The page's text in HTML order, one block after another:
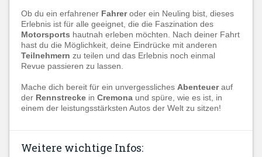
Ob du ein erfahrener Fahreroder ein Neuling bist, dieses
Erlebnis ist für alle geeignet, die die Faszination des
Motorsports hautnah erleben möchten. Nach deiner Fahrt
hast du die Möglichkeit, deine Eindrücke mit anderen
Teilnehmern zu teilen und das Erlebnis noch einmal
Revue passieren zu lassen.
Mache dich bereit für ein unvergessliches Abenteuerauf
der Rennstrecke in Cremona und spüre, wie es ist, in
einem der leistungsstärksten Autos der Welt zu sitzen!
Weitere wichtige Infos: